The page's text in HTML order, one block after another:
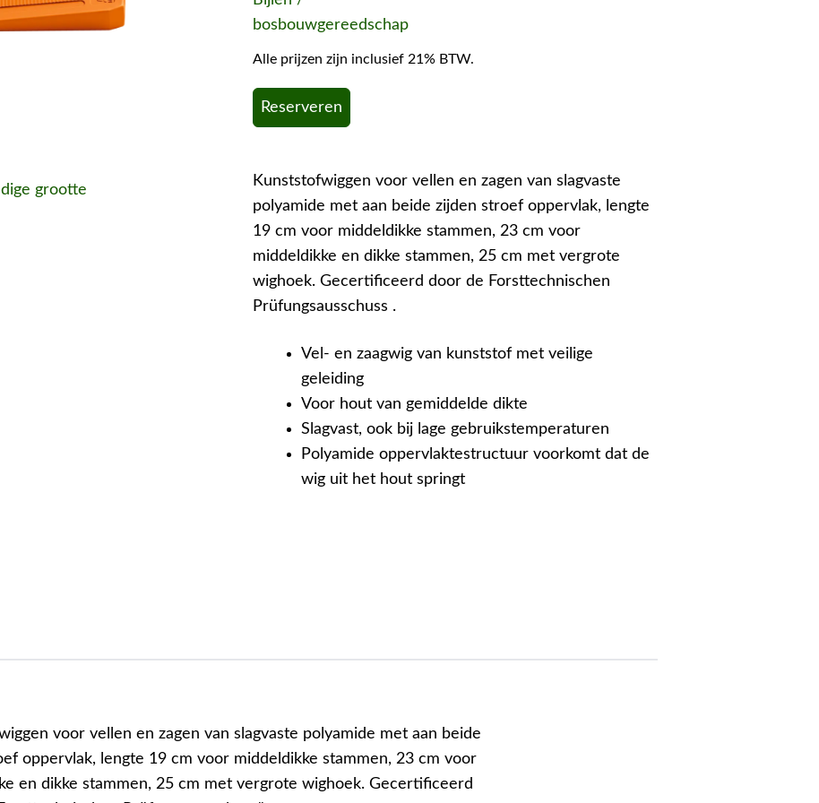
grootte
bosbouwgereedschap
Alle prijzen zijn inclusief 21% BTW.
Reserveren
Kunststofwiggen voor vellen en zagen van slagvaste
polyamide met aan beide zijden stroef oppervlak, lengte
19 cm voor middeldikke stammen, 23 cm voor
middeldikke en dikke stammen, 25 cm met vergrote
wighoek. Gecertificeerd door de Forsttechnischen
Prüfungsausschuss .
Vel- en zaagwig van kunststof met veilige
geleiding
Voor hout van gemiddelde dikte
Slagvast, ook bij lage gebruikstemperaturen
Polyamide oppervlaktestructuur voorkomt dat de
wig uit het hout springt
voor vellen en zagen van slagvaste polyamide met aan beide
oppervlak, lengte 19 cm voor middeldikke stammen, 23 cm voor
en dikke stammen, 25 cm met vergrote wighoek. Gecertificeerd